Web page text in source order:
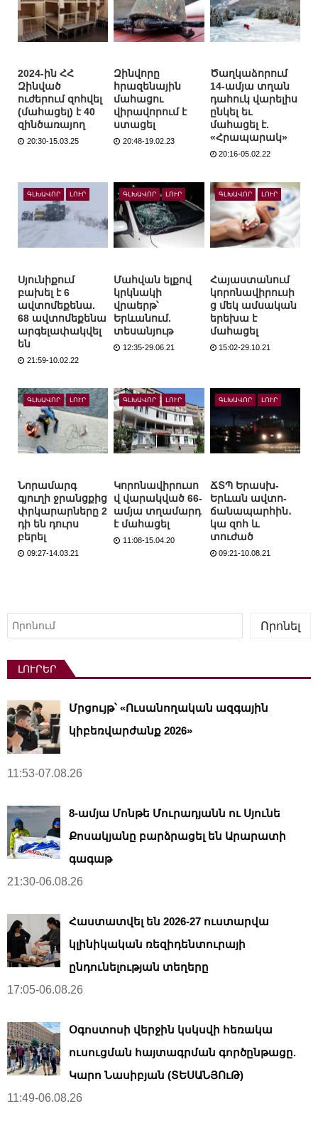
2024-ին ՀՀ
Զինված
ուժերում զոհվել
(մահացել) է 40
զինծառայող
20:30-15.03.25
Զինվորը
հրազենային
մահացու
վիրավորում է
ստացել
20:48-19.02.23
Ծաղկաձորում
14-ամյա տղան
դահուկ վարելիս
ընկել եւ
մահացել է.
«Հրապարակ»
20:16-05.02.22
ԳԼԽԱՎՈՐ ԼՈՒՐ
Սյունիքում
բախել է 6
ավտոմեքենա.
68 ավտոմեքենա
արգելափակվել
են
21:59-10.02.22
ԳԼԽԱՎՈՐ ԼՈՒՐ
Մահվան ելքով
կրկնակի
վրաերթ՝
Երևանում.
տեսանյութ
12:35-29.06.21
ԳԼԽԱՎՈՐ ԼՈՒՐ
Հայաստանում
կորոնավիրուսի
ց մեկ ամսական
երեխա է
մահացել
15:02-29.10.21
ԳԼԽԱՎՈՐ ԼՈՒՐ
Նորամարգ
գյուղի ջրանցքից
փրկարարները 2
դի են դուրս
բերել
09:27-14.03.21
ԳԼԽԱՎՈՐ ԼՈՒՐ
Կորոնավիրուսո
վ վարակված 66-
ամյա տղամարդ
է մահացել
11:08-15.04.20
ԳԼԽԱՎՈՐ ԼՈՒՐ
ՃՏՊ Երասխ-
Երևան ավտո­
ճանապարհին․
կա զոհ և
տուժած
09:21-10.08.21
Որոնել
Որոնել
ԼՈՒՐԵՐ
Մրցույթ՝ «Ուսանողական ազգային
կիբեռվարժանք 2026»
11:53-07.08.26
8-ամյա Մոնթե Մուրադյանն ու Սյունե
Քոսակյանը բարձրացել են Արարատի
գագաթ
21:30-06.08.26
Հաստատվել են 2026-27 ուստարվա
կլինիկական ռեզիդենտուրայի
ընդունելության տեղերը
17:05-06.08.26
Օգոստոսի վերջին կսկսվի հեռակա
ուսուցման հայտագրման գործընթացը.
Կարո Նասիբյան (ՏԵՍԱՆՅՈւԹ)
11:49-06.08.26